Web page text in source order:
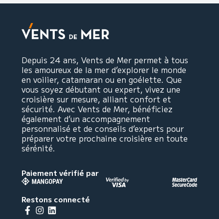
Depuis 24 ans, Vents de Mer permet à tous
les amoureux de la mer d’explorer le monde
en voilier, catamaran ou en goélette. Que
vous soyez débutant ou expert, vivez une
croisière sur mesure, alliant confort et
sécurité. Avec Vents de Mer, bénéficiez
également d’un accompagnement
personnalisé et de conseils d’experts pour
préparer votre prochaine croisière en toute
sérénité.
Paiement vérifié par
Restons connecté